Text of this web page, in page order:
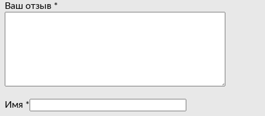
Ваш отзыв *
Имя *